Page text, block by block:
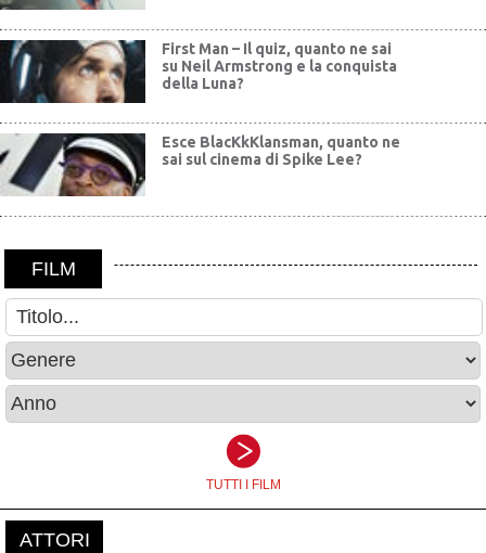
First Man – Il quiz, quanto ne sai
su Neil Armstrong e la conquista
della Luna?
Esce BlacKkKlansman, quanto ne
sai sul cinema di Spike Lee?